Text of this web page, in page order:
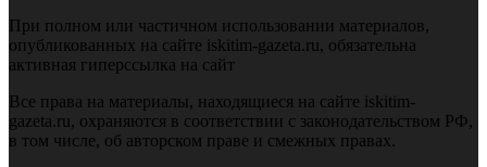
При полном или частичном использовании материалов,
опубликованных на сайте iskitim-gazeta.ru, обязательна
активная гиперссылка на сайт
Все права на материалы, находящиеся на сайте iskitim-
gazeta.ru, охраняются в соответствии с законодательством РФ,
в том числе, об авторском праве и смежных правах.